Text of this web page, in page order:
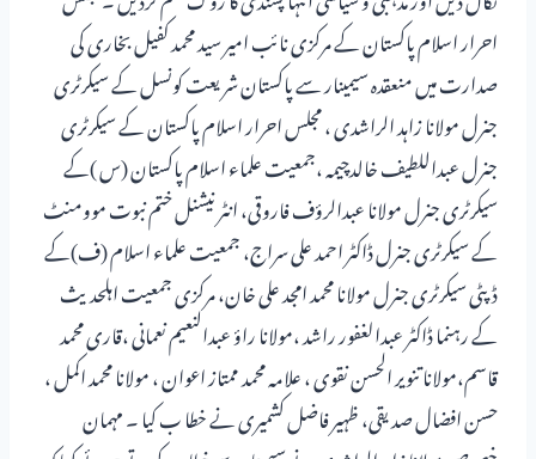
احرار اسلام پاکستان کے مرکزی نائب امیر سید محمد کفیل بخاری کی
صدارت میں منعقدہ سیمینار سے پاکستان شریعت کونسل کے سیکرٹری
جنرل مولانا زاہد الراشدی ، مجلس احرار اسلام پاکستان کے سیکرٹری
جنرل عبداللطیف خالدچیمہ ،جمعیت علماء اسلام پاکستان (س )کے
سیکرٹری جنرل مولانا عبدالرؤف فاروقی، انٹر نیشنل ختم نبوت موومنٹ
کے سیکرٹری جنرل ڈاکٹر احمد علی سراج، جمعیت علماء اسلام (ف)کے
ڈپٹی سیکرٹری جنرل مولانا محمد امجد علی خان، مرکزی جمعیت اہلحدیث
کے رہنما ڈاکٹر عبدالغفور راشد ،مولانا راؤ عبدالنعیم نعمانی ،قاری محمد
قاسم،مولانا تنویر الحسن نقوی ، علامہ محمد ممتاز اعوان ، مولانا محمد اکمل ،
حسن افضال صدیقی، ظہیر فاضل کشمیری نے خطا ب کیا ۔ مہمان